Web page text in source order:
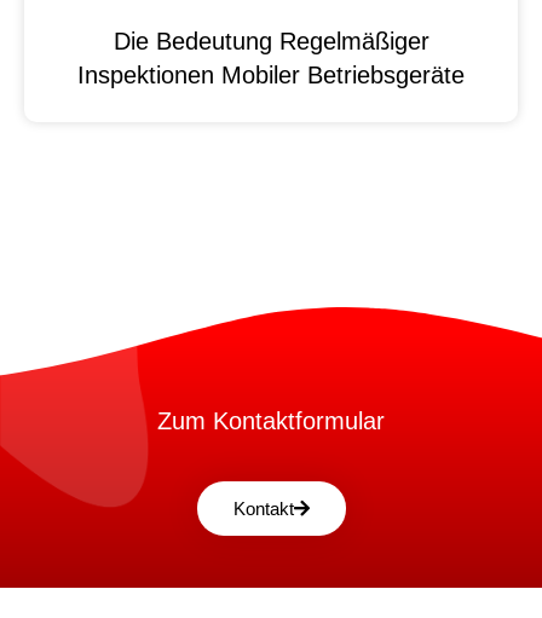
Die Bedeutung Regelmäßiger
Inspektionen Mobiler Betriebsgeräte
Zum Kontaktformular
Kontakt